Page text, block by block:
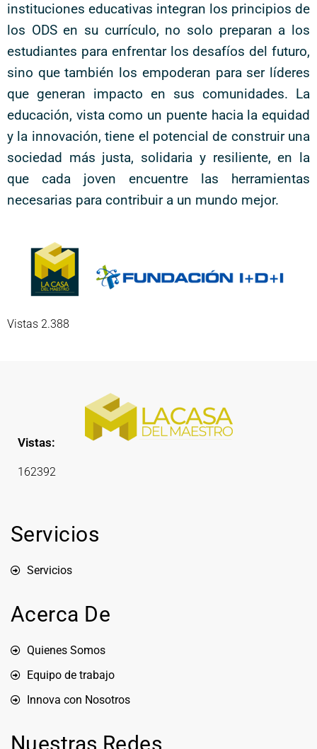
instituciones educativas integran los principios de
los ODS en su currículo, no solo preparan a los
estudiantes para enfrentar los desafíos del futuro,
sino que también los empoderan para ser líderes
que generan impacto en sus comunidades. La
educación, vista como un puente hacia la equidad
y la innovación, tiene el potencial de construir una
sociedad más justa, solidaria y resiliente, en la
que cada joven encuentre las herramientas
necesarias para contribuir a un mundo mejor.
Vistas 2.388
Vistas:
162392
Servicios
Servicios
Acerca De
Quienes Somos
Equipo de trabajo
Innova con Nosotros
Nuestras Redes